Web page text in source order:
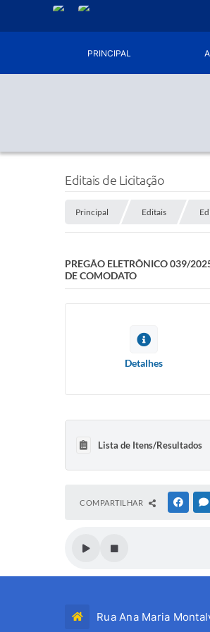
PRINCIPAL
Editais de Licitação
Principal Editais
PREGÃO ELETRÔNICO 039/
DE COMODATO
Detalhes
Lista de Itens/Resultados
COMPARTILHAR
Rua Ana Maria